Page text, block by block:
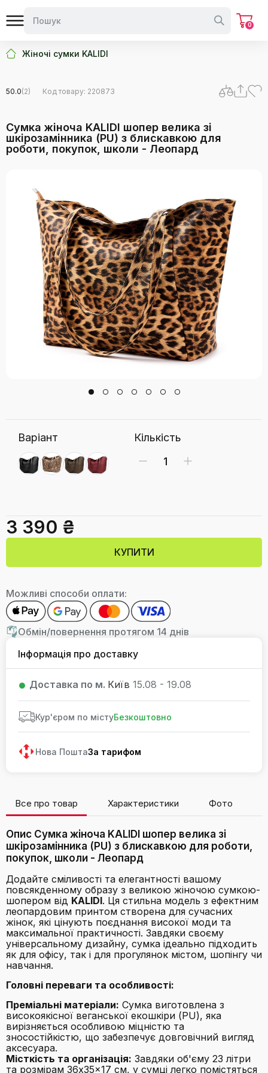
0
Жіночі сумки KALIDI
50.0(2) Код товару: 220873
Сумка жіноча KALIDI шопер велика зі
шкірозамінника (PU) з блискавкою для
роботи, покупок, школи - Леопард
Варіант Кількість
3 390 ₴
КУПИТИ
Можливі способи оплати:
Обмін/повернення протягом 14 днів
Інформація про доставку
Доставка по м. Київ 15.08 - 19.08
Кур'єром по містуБезкоштовно
Нова ПоштаЗа тарифом
Все про товар Характеристики Фото
Опис Сумка жіноча KALIDI шопер велика зі
шкірозамінника (PU) з блискавкою для роботи,
покупок, школи - Леопард
Додайте сміливості та елегантності вашому
повсякденному образу з великою жіночою сумкою-
шопером від KALIDI. Ця стильна модель з ефектним
леопардовим принтом створена для сучасних
жінок, які цінують поєднання високої моди та
максимальної практичності. Завдяки своєму
універсальному дизайну, сумка ідеально підходить
як для офісу, так і для прогулянок містом, шопінгу чи
навчання.
Головні переваги та особливості:
Преміальні матеріали: Сумка виготовлена з
високоякісної веганської екошкіри (PU), яка
вирізняється особливою міцністю та
зносостійкістю, що забезпечує довговічний вигляд
аксесуара.
Місткість та організація: Завдяки об'єму 23 літри
та розмірам 36x35x17 см, у сумці легко помістяться